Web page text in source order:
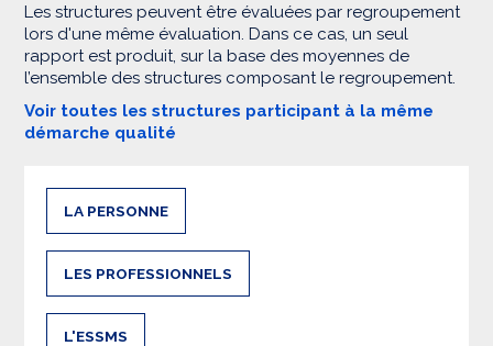
Les structures peuvent être évaluées par regroupement
lors d'une même évaluation. Dans ce cas, un seul
rapport est produit, sur la base des moyennes de
l’ensemble des structures composant le regroupement.
Voir toutes les structures participant à la même
démarche qualité
LA PERSONNE
LES PROFESSIONNELS
L'ESSMS